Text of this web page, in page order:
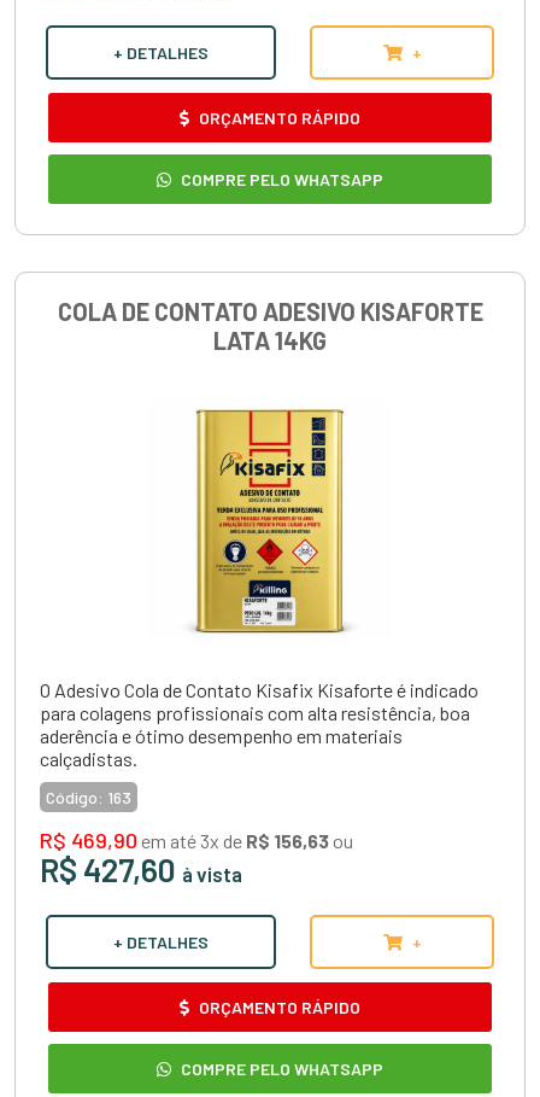
+ DETALHES +
ORÇAMENTO RÁPIDO
COMPRE PELO WHATSAPP
COLA DE CONTATO ADESIVO KISAFORTE
LATA 14KG
O Adesivo Cola de Contato Kisafix Kisaforte é indicado
para colagens profissionais com alta resistência, boa
aderência e ótimo desempenho em materiais
calçadistas.
Código: 163
R$ 469,90 em até 3x de R$ 156,63 ou
R$ 427,60 à vista
+ DETALHES +
ORÇAMENTO RÁPIDO
COMPRE PELO WHATSAPP